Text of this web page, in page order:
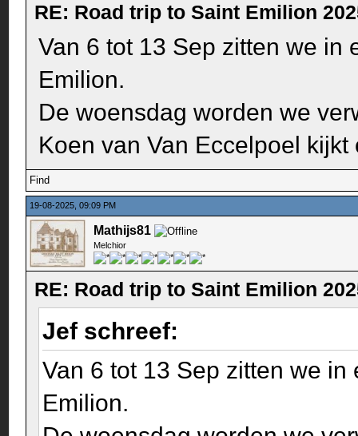
RE: Road trip to Saint Emilion
Van 6 tot 13 Sep zitten we in
Emilion.
De woensdag worden we
Koen van Van Eccelpoel
Find
19-08-2025, 09:09 PM
Mathijs81
Melchior
RE: Road trip to Saint Emilion
Jef schreef:
Van 6 tot 13 Sep zitten we
Emilion.